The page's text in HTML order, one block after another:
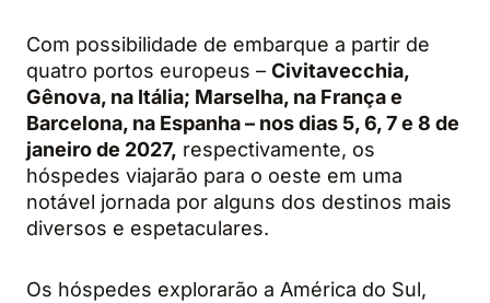
Com possibilidade de embarque a partir de
quatro portos europeus – Civitavecchia,
Gênova, na Itália; Marselha, na França e
Barcelona, na Espanha – nos dias 5, 6, 7 e 8 de
janeiro de 2027, respectivamente, os
hóspedes viajarão para o oeste em uma
notável jornada por alguns dos destinos mais
diversos e espetaculares.
Os hóspedes explorarão a América do Sul,